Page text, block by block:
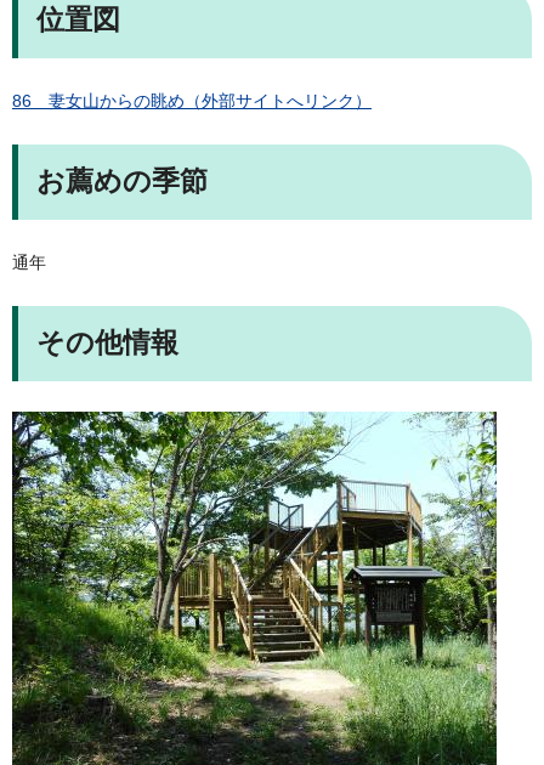
位置図
86 妻女山からの眺め（外部サイトへリンク）
お薦めの季節
通年
その他情報